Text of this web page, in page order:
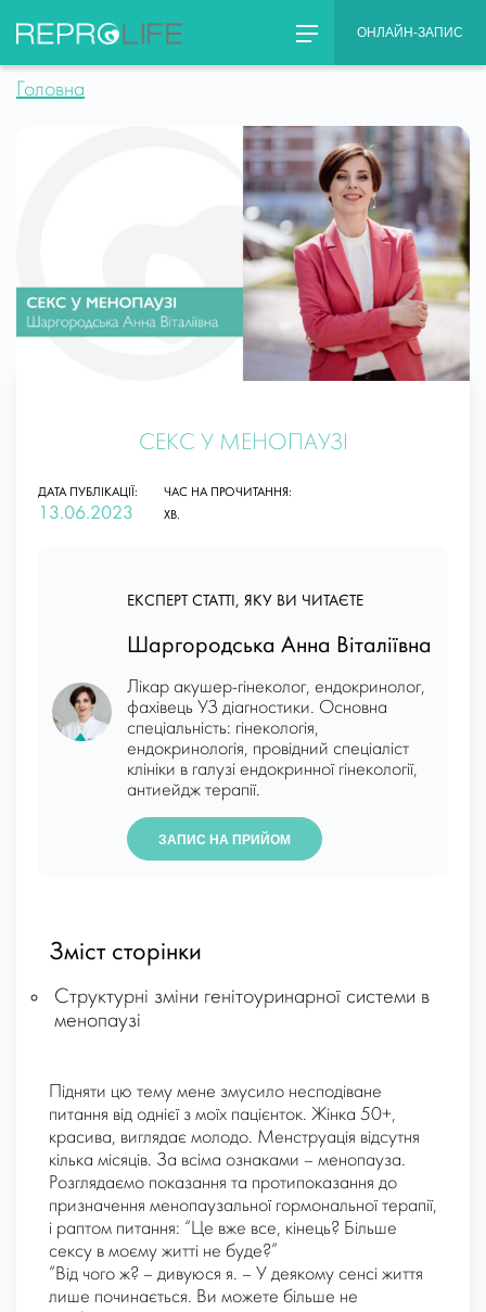
content
ОНЛАЙН-ЗАПИС
Головна
СЕКС У МЕНОПАУЗІ
ДАТА ПУБЛІКАЦІЇ:
13.06.2023
ЧАС НА ПРОЧИТАННЯ:
ХВ.
ЕКСПЕРТ СТАТТІ, ЯКУ ВИ ЧИТАЄТЕ
Шаргородська Анна Віталіївна
Лікар акушер-гінеколог, ендокринолог,
фахівець УЗ діагностики. Основна
спеціальність: гінекологія,
ендокринологія, провідний спеціаліст
клініки в галузі ендокринної гінекології,
антиейдж терапії.
ЗАПИС НА ПРИЙОМ
Зміст сторінки
Структурні зміни генітоуринарної системи в
менопаузі
Підняти цю тему мене змусило несподіване
питання від однієї з моїх пацієнток. Жінка 50+,
красива, виглядає молодо. Менструація відсутня
кілька місяців. За всіма ознаками – менопауза.
Розглядаємо показання та протипоказання до
призначення менопаузальної гормональної терапії,
і раптом питання: “Це вже все, кінець? Більше
сексу в моєму житті не буде?”
“Від чого ж? – дивуюся я. – У деякому сенсі життя
лише починається. Ви можете більше не